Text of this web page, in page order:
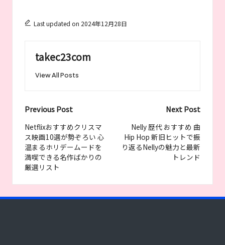
Last updated on 2024年12月28日
takec23com
View All Posts
Post
navigation
Previous Post
Netflixおすすめクリスマ
ス映画10選が勢ぞろい 心
温まるホリデームードを
満喫できる名作ばかりの
厳選リスト
Next Post
Nelly 歴代 おすすめ 曲
Hip Hop 新旧ヒットで振
り返るNellyの魅力と最新
トレンド